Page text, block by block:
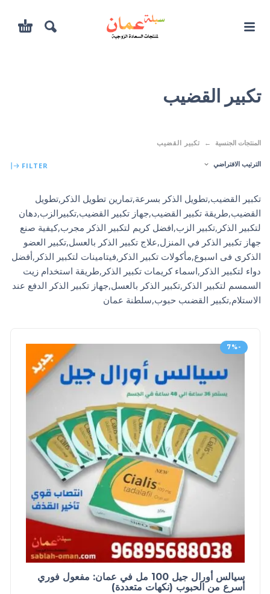
تكبير القضيب
المنتجات الجنسية تكبير القضيب
الترتيب الافتراضي FILTER
تكبير القضيب,تطويل الذكر بسرعة,تمارين تطويل الذكر,تطويل
القضيب,طريقة تكبير القضيب,جهاز تكبير القضيب,تكبيرالزب,دهان
لتكبير الذكر,تكبير الزب,افضل كريم لتكبير الذكر مجرب,كيفية صنع
جهاز تكبير الذكر في المنزل,علاج تكبير الذكر بالعسل,تكبير العضو
الذكرى فى اسبوع,مأكولات تكبير الذكر,فيتامينات لتكبير الذكر,أفضل
دواء لتكبير الذكر,اسماء كريمات تكبير الذكر,طريقة استخدام زيت
السمسم لتكبير الذكر,تكبير الذكر بالعسل,جهاز تكبير الذكر الدفع عند
الاستلام,تكبير القضىب حبوب,سلطنة عمان
-7%
سيالس أورال جيل 100 مل في عمان: مفعول فوري
أسرع من الحبوب (نكهات متعددة)